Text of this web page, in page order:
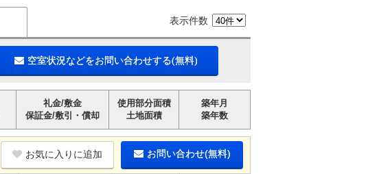
表示件数
空室状況などをお問い合わせする(無料)
礼金/敷金
保証金/敷引・償却
使用部分面積
土地面積
築年月
築年数
お気に入りに追加 お問い合わせ(無料)